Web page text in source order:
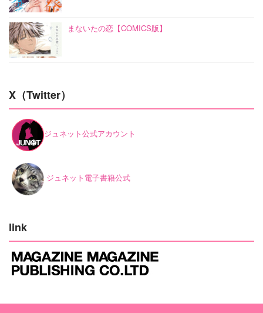
まないたの恋【COMICS版】
X（Twitter）
ジュネット公式アカウント
ジュネット電子書籍公式
link